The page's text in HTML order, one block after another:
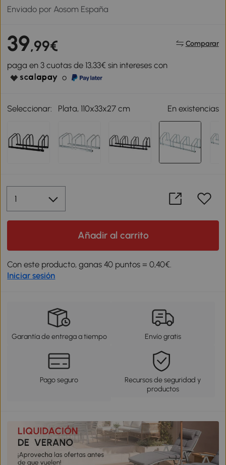
Enviado por Aosom España
39,99€ Comparar
paga en 3 cuotas de 13,33€ sin intereses con
o
Seleccionar: Plata, 110x33x27 cm En existencias
Añadir al carrito
Con este producto, ganas 40 puntos = 0,40€.
Iniciar sesión
Garantía de entrega a tiempo Envío gratis
Pago seguro
Recursos de seguridad y
productos